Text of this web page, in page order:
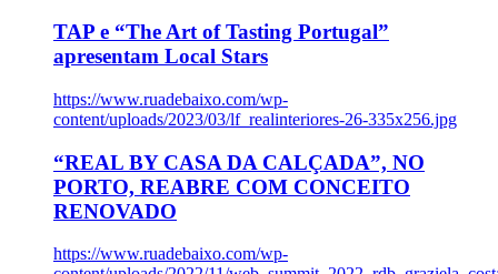
TAP e “The Art of Tasting Portugal”
apresentam Local Stars
https://www.ruadebaixo.com/wp-
content/uploads/2023/03/lf_realinteriores-26-335x256.jpg
“REAL BY CASA DA CALÇADA”, NO
PORTO, REABRE COM CONCEITO
RENOVADO
https://www.ruadebaixo.com/wp-